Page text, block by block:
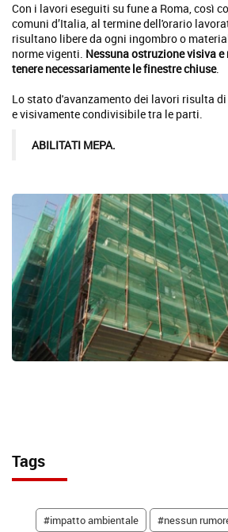
Con i lavori eseguiti su fune a Roma, così
comuni d’Italia, al termine dell'orario
risultano libere da ogni ingombro o
norme vigenti. Nessuna ostruzione visiva
tenere necessariamente le finestre chiuse.
Lo stato d'avanzamento dei lavori risulta
e visivamente condivisibile tra le parti.
ABILITATI MEPA.
Tags
#impatto ambientale #nessun